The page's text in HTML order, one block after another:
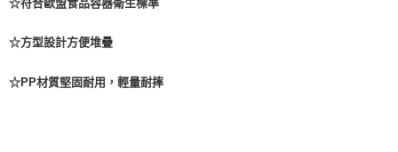
☆方型設計方便堆疊
☆PP材質堅固耐用，輕量耐摔